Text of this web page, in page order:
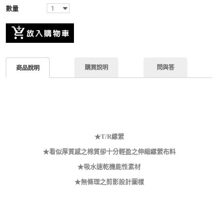
數量
商品說明 購買說明 問與答
★T/R縲縈
★看似厚質感之棉質卻十分輕盈之伸縮縲縈布料
★吸水速乾機能性素材
★無條理之剪影設計圖樣